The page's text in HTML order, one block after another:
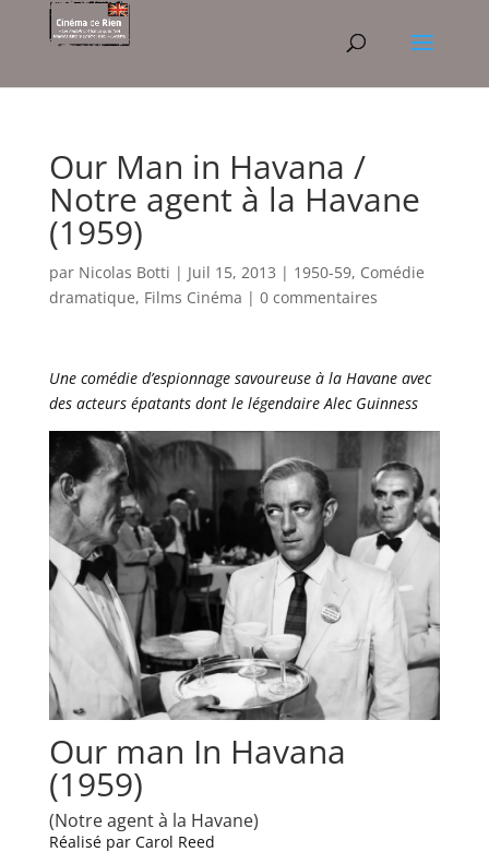
Our Man in Havana /
Notre agent à la Havane
(1959)
par Nicolas Botti | Juil 15, 2013 | 1950-59, Comédie
dramatique, Films Cinéma | 0 commentaires
Une comédie d’espionnage savoureuse à la Havane avec
des acteurs épatants dont le légendaire Alec Guinness
Our man In Havana
(1959)
(Notre agent à la Havane)
Réalisé par Carol Reed